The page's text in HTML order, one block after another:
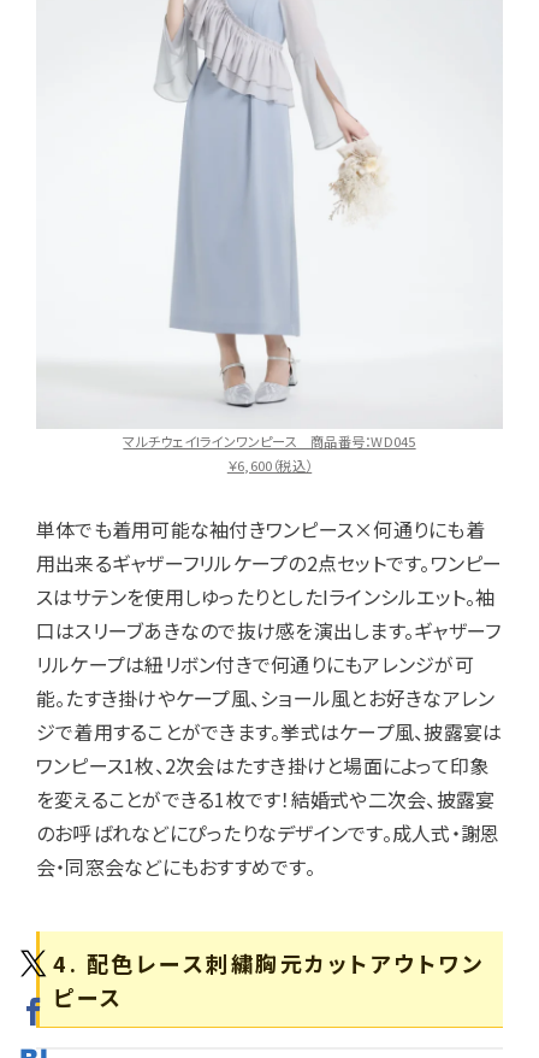
マルチウェイIラインワンピース 商品番号：WD045
￥6,600（税込）
単体でも着用可能な袖付きワンピース×何通りにも着
用出来るギャザーフリルケープの2点セットです。ワンピー
スはサテンを使用しゆったりとしたIラインシルエット。袖
口はスリーブあきなので抜け感を演出します。ギャザーフ
リルケープは紐リボン付きで何通りにもアレンジが可
能。たすき掛けやケープ風、ショール風とお好きなアレン
ジで着用することができます。挙式はケープ風、披露宴は
ワンピース1枚、2次会はたすき掛けと場面によって印象
を変えることができる1枚です！結婚式や二次会、披露宴
のお呼ばれなどにぴったりなデザインです。成人式・謝恩
会・同窓会などにもおすすめです。
4. 配色レース刺繍胸元カットアウトワン
ピース